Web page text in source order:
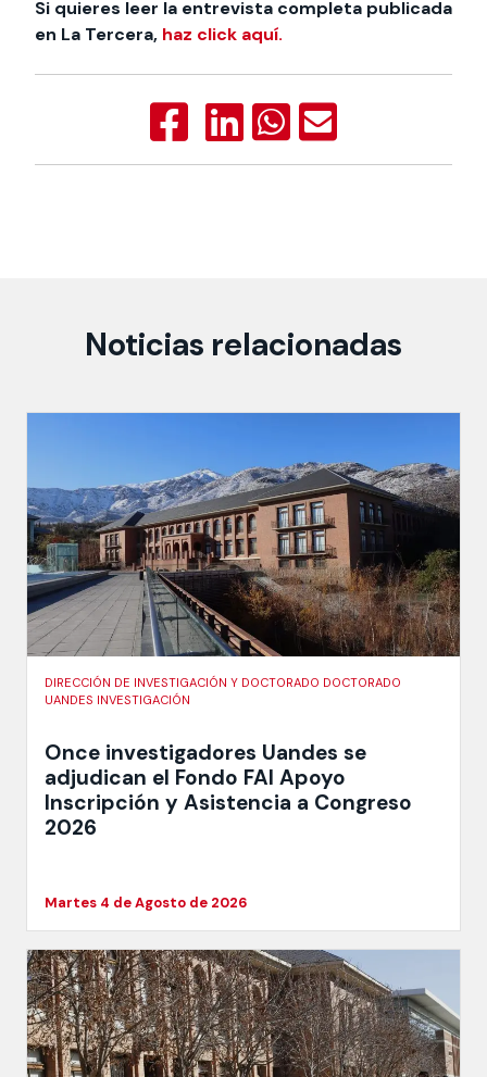
Si quieres leer la entrevista completa publicada
en La Tercera, haz click aquí.
Noticias relacionadas
DIRECCIÓN DE INVESTIGACIÓN Y DOCTORADO DOCTORADO
UANDES INVESTIGACIÓN
Once investigadores Uandes se
adjudican el Fondo FAI Apoyo
Inscripción y Asistencia a Congreso
2026
Martes 4 de Agosto de 2026